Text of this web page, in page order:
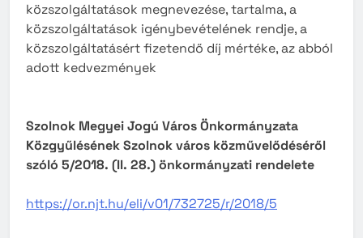
közszolgáltatások megnevezése, tartalma, a
közszolgáltatások igénybevételének rendje, a
közszolgáltatásért fizetendő díj mértéke, az abból
adott kedvezmények
Szolnok Megyei Jogú Város Önkormányzata
Közgyűlésének Szolnok város közművelődéséről
szóló 5/2018. (II. 28.) önkormányzati rendelete
https://or.njt.hu/eli/v01/732725/r/2018/5